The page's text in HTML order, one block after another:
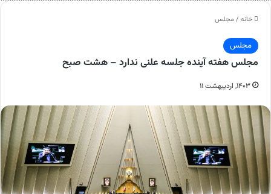
خانه /مجلس
مجلس
مجلس هفته آینده جلسه علنی ندارد – هشت صبح
۱۴۰۳, اردیبهشت ۱۱